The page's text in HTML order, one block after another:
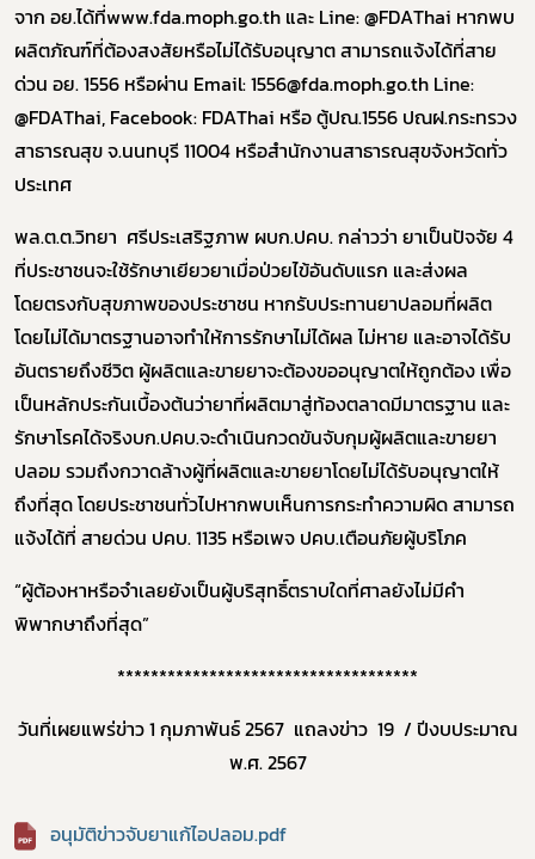
จาก อย.ได้ที่www.fda.moph.go.th และ Line: @FDAThai หากพบ
ผลิตภัณฑ์ที่ต้องสงสัยหรือไม่ได้รับอนุญาต สามารถแจ้งได้ที่สาย
ด่วน อย. 1556 หรือผ่าน Email: 1556@fda.moph.go.th Line:
@FDAThai, Facebook: FDAThai หรือ ตู้ปณ.1556 ปณฝ.กระทรวง
สาธารณสุข จ.นนทบุรี 11004 หรือสำนักงานสาธารณสุขจังหวัดทั่ว
ประเทศ
พล.ต.ต.วิทยา ศรีประเสริฐภาพ ผบก.ปคบ. กล่าวว่า ยาเป็นปัจจัย 4
ที่ประชาชนจะใช้รักษาเยียวยาเมื่อป่วยไข้อันดับแรก และส่งผล
โดยตรงกับสุขภาพของประชาชน หากรับประทานยาปลอมที่ผลิต
โดยไม่ได้มาตรฐานอาจทำให้การรักษาไม่ได้ผล ไม่หาย และอาจได้รับ
อันตรายถึงชีวิต ผู้ผลิตและขายยาจะต้องขออนุญาตให้ถูกต้อง เพื่อ
เป็นหลักประกันเบื้องต้นว่ายาที่ผลิตมาสู่ท้องตลาดมีมาตรฐาน และ
รักษาโรคได้จริงบก.ปคบ.จะดำเนินกวดขันจับกุมผู้ผลิตและขายยา
ปลอม รวมถึงกวาดล้างผู้ที่ผลิตและขายยาโดยไม่ได้รับอนุญาตให้
ถึงที่สุด โดยประชาชนทั่วไปหากพบเห็นการกระทำความผิด สามารถ
แจ้งได้ที่ สายด่วน ปคบ. 1135 หรือเพจ ปคบ.เตือนภัยผู้บริโภค
“ผู้ต้องหาหรือจําเลยยังเป็นผู้บริสุทธิ์ตราบใดที่ศาลยังไม่มีคํา
พิพากษาถึงที่สุด”
************************************
วันที่เผยแพร่ข่าว 1 กุมภาพันธ์ 2567 แถลงข่าว 19 / ปีงบประมาณ
พ.ศ. 2567
อนุมัติข่าวจับยาแก้ไอปลอม.pdf